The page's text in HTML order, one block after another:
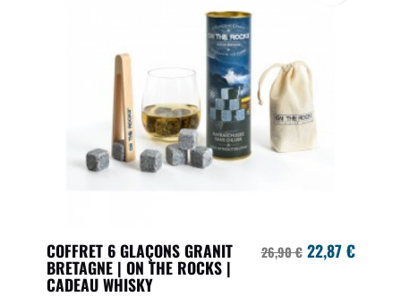
COFFRET 6 GLAÇONS GRANIT
BRETAGNE | ON THE ROCKS |
CADEAU WHISKY
26,90 € 22,87 €